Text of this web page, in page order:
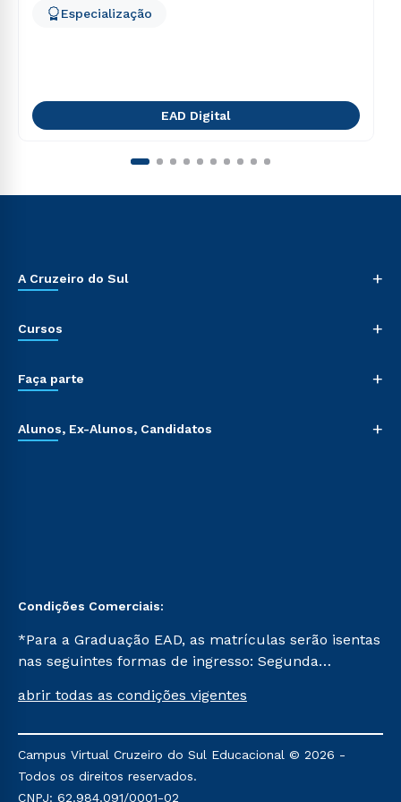
Especialização
EAD Digital
A Cruzeiro do Sul +
Cursos +
Faça parte +
Alunos, Ex-Alunos, Candidatos +
Condições Comerciais:
*Para a Graduação EAD, as matrículas serão isentas
nas seguintes formas de ingresso: Segunda
Já para as demais, a taxa de matrícula será de R$
mencionadas são referentes aos cursos: Ensino
Religioso, Geografia para a Docência e Metodologia
do Ensino de História: Questões Atuais.
abrir todas as condições vigentes
Campus Virtual Cruzeiro do Sul Educacional © 2026 -
Todos os direitos reservados.
CNPJ: 62.984.091/0001-02